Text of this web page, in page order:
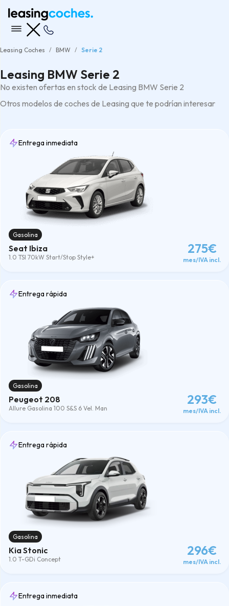
Leasing Coches BMW Serie 2
Leasing BMW Serie 2
No existen ofertas en stock de Leasing BMW Serie 2
Otros modelos de coches de Leasing que te podrían interesar
Entrega inmediata
Gasolina
Seat Ibiza
1.0 TSI 70kW Start/Stop Style+
275€
mes/IVA incl.
Entrega rápida
Gasolina
Peugeot 208
Allure Gasolina 100 S&S 6 Vel. Man
293€
mes/IVA incl.
Entrega rápida
Gasolina
Kia Stonic
1.0 T-GDi Concept
296€
mes/IVA incl.
Entrega inmediata